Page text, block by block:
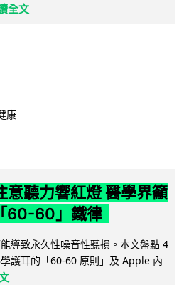
全文
康
聽力響紅燈 醫學界籲
60-60」鐵律
導致永久性噪音性聽損。本文盤點 4
護耳的「60-60 原則」及 Apple 內